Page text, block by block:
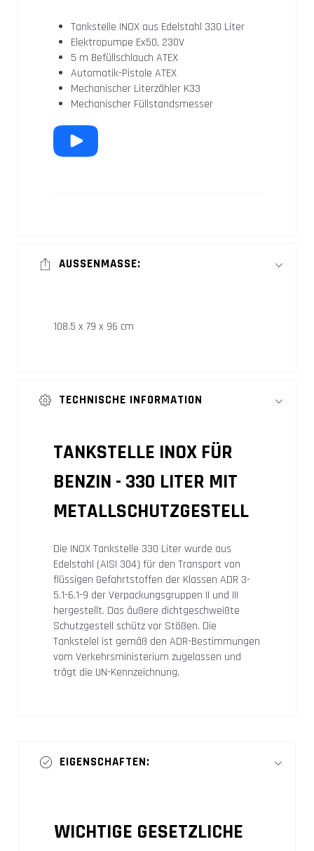
Tankstelle INOX aus Edelstahl 330 Liter
Elektropumpe Ex50, 230V
5 m Befüllschlauch ATEX
Automatik-Pistole ATEX
Mechanischer Literzähler K33
Mechanischer Füllstandsmesser
AUSSENMASSE:
108.5 x 79 x 96 cm
TECHNISCHE INFORMATION
TANKSTELLE INOX FÜR
BENZIN - 330 LITER MIT
METALLSCHUTZGESTELL
Die INOX Tankstelle 330 Liter wurde aus
Edelstahl (AISI 304) für den Transport von
flüssigen Gefahrtstoffen der Klassen ADR 3-
5.1-6.1-9 der Verpackungsgruppen II und III
hergestellt. Das äußere dichtgeschweißte
Schutzgestell schütz vor Stößen. Die
Tankstelel ist gemäß den ADR-Bestimmungen
vom Verkehrsministerium zugelassen und
trägt die UN-Kennzeichnung.
EIGENSCHAFTEN:
WICHTIGE GESETZLICHE